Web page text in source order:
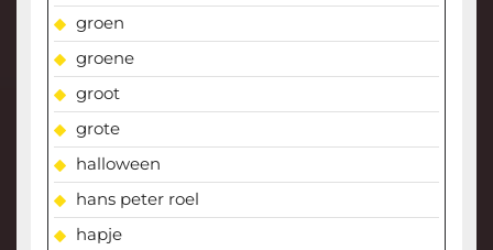
groen
groene
groot
grote
halloween
hans peter roel
hapje